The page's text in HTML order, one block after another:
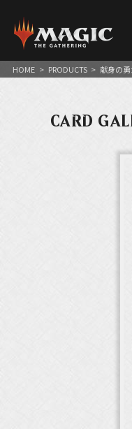
HOME > PRODUCTS > 献身の
CARD